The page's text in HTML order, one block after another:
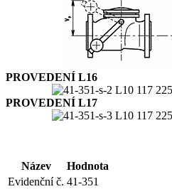
PROVEDENÍ L16
PROVEDENÍ L17
Název
Hodnota
Evidenční č. 41-351